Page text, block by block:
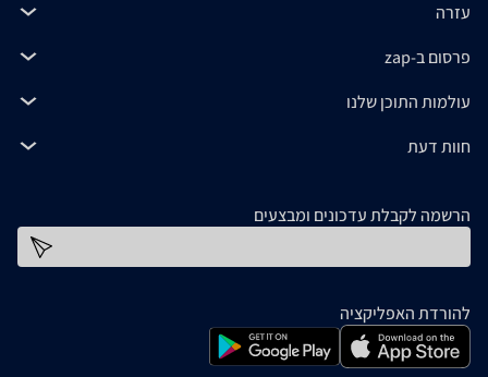
עזרה
פרסום ב-zap
עולמות התוכן שלנו
חוות דעת
הרשמה לקבלת עדכונים ומבצעים
להורדת האפליקציה